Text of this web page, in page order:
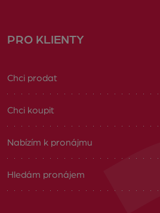
PRO KLIENTY
Chci prodat
Chci koupit
Nabízím k pronájmu
Hledám pronájem